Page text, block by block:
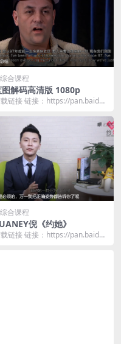
综合课程
图解码高清版 1080p
链接 链接：https://pan.baidu.
综合课程
倪《约她》
链接 链接：https://pan.baidu.